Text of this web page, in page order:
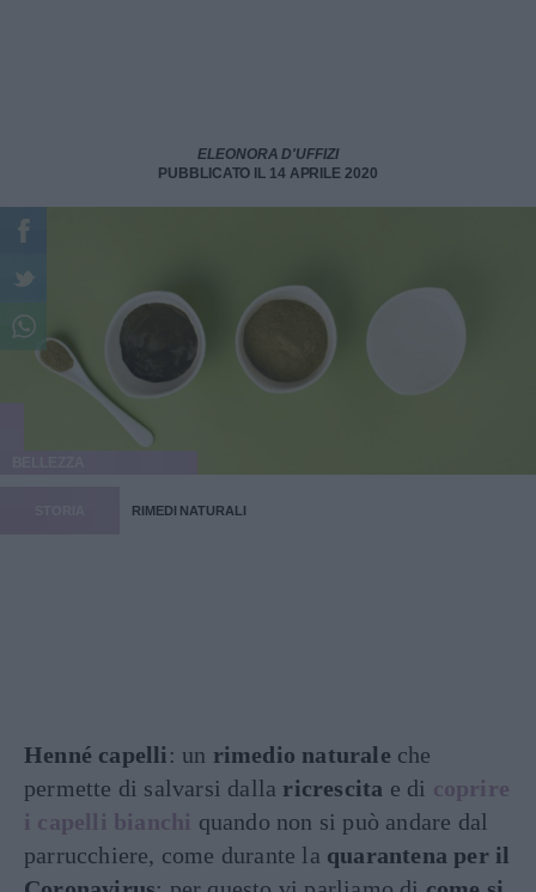
ELEONORA D'UFFIZI
PUBBLICATO IL 14 APRILE 2020
RIMEDI NATURALI
Henné capelli : un rimedio naturale che
permette di salvarsi dalla ricrescita e di coprire
i capelli bianchi quando non si può andare dal
parrucchiere, come durante la quarantena per il